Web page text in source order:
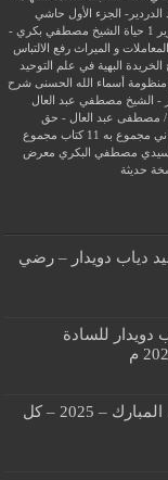
الجزء الأول حاشي
1
حياة الشيخ مصطفي بكري -
و الميراث رفع الالتباس
البهية في علم التوحيد
أسماء الله الحسنى شرح
- الشيخ مصطفي عبد العال
/ مصطفى عبد العال - حق
مجموع به 11 كتاب
مجموع
مصطفي البكري معرض
حديثة
دياب دويدار – رضي
دويدار للسادة
معايدة سيدنا الشيخ رضي الله عنه بعيد الأضحى المبارك – 2025 – كل